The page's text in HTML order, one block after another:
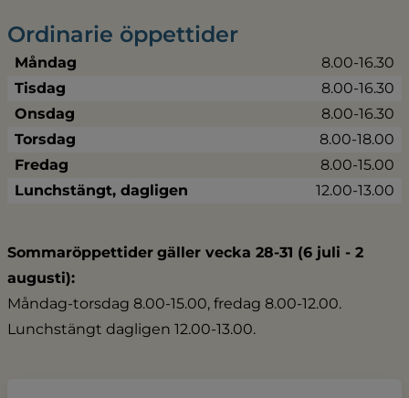
Ordinarie öppettider
Måndag
8.00-16.30
Tisdag
8.00-16.30
Onsdag
8.00-16.30
Torsdag
8.00-18.00
Fredag
8.00-15.00
Lunchstängt, dagligen
12.00-13.00
Sommaröppettider gäller vecka 28-31 (6 juli - 2
augusti):
Måndag-torsdag 8.00-15.00, fredag 8.00-12.00.
Lunchstängt dagligen 12.00-13.00.